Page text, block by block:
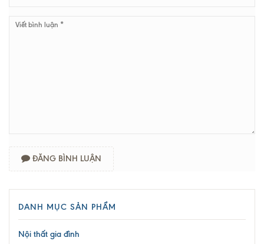
ĐĂNG BÌNH LUẬN
DANH MỤC SẢN PHẨM
Nội thất gia đình